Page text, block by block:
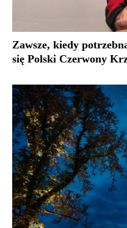
Zawsze, kiedy
się Polski Czerwony